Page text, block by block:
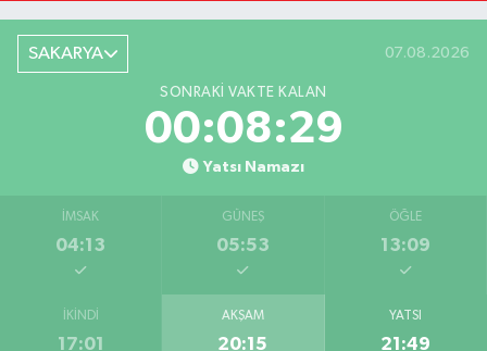
SAKARYA 07.08.2026
SONRAKI VAKTE KALAN
00:08:29
Yatsı Namazı
İMSAK
04:13
GÜNEŞ
05:53
ÖĞLE
13:09
İKINDI
17:01
AKŞAM
20:15
YATSI
21:49